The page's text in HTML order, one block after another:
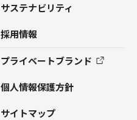
サステナビリティ
採用情報
プライベートブランド
個人情報保護方針
サイトマップ